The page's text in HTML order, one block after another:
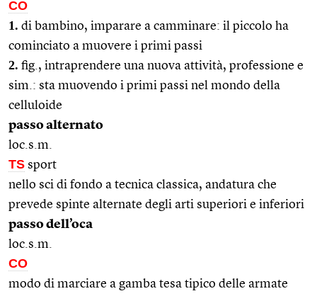
CO
1. di bambino, imparare a camminare: il piccolo ha
cominciato a muovere i primi passi
2. fig., intraprendere una nuova attività, professione e
sim.: sta muovendo i primi passi nel mondo della
celluloide
passo alternato
loc.s.m.
TS sport
nello sci di fondo a tecnica classica, andatura che
prevede spinte alternate degli arti superiori e inferiori
passo dell’oca
loc.s.m.
CO
modo di marciare a gamba tesa tipico delle armate